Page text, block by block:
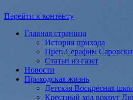
Перейти к контенту
Главная страница
История прихода
Преп.Серафим
Статьи из газет
Новости
Приходская жизнь
Детская Воскресная
Крестный ход вокруг